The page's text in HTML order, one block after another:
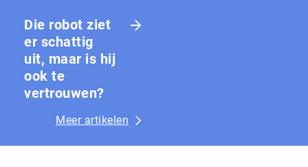
Die robot ziet
er schattig
uit, maar is hij
ook te
vertrouwen?
Meer artikelen